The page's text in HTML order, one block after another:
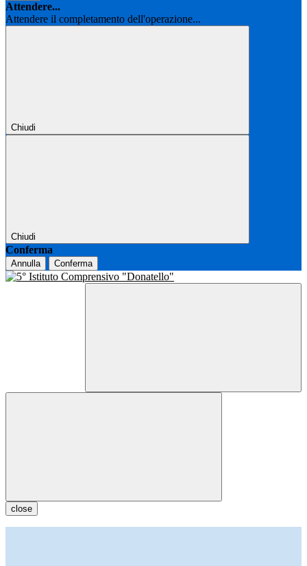
Attendere...
Attendere il completamento dell'operazione...
Chiudi
Chiudi
Conferma
Annulla Conferma
close